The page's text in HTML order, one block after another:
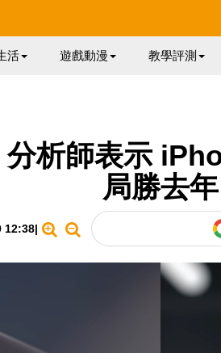
活 遊戲動漫 教學評測
析師表示
局勝去年
12:38|